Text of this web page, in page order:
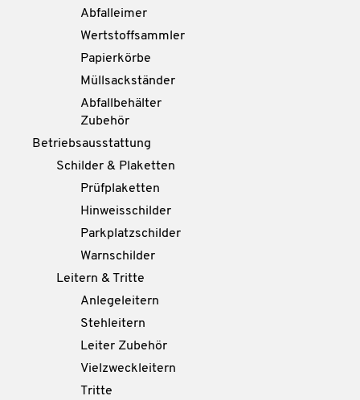
Abfalleimer
Wertstoffsammler
Papierkörbe
Müllsackständer
Abfallbehälter
Zubehör
Betriebsausstattung
Schilder & Plaketten
Prüfplaketten
Hinweisschilder
Parkplatzschilder
Warnschilder
Leitern & Tritte
Anlegeleitern
Stehleitern
Leiter Zubehör
Vielzweckleitern
Tritte